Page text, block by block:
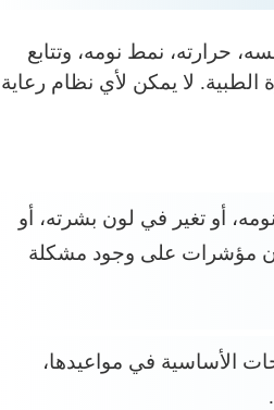
حرارته، نمط نومه، وتتابع
لا يمكن لأي نظام رعاية
أو تغير في لون بشرته، أو
مؤشرات على وجود مشكلة
الأساسية في مواعيدها،